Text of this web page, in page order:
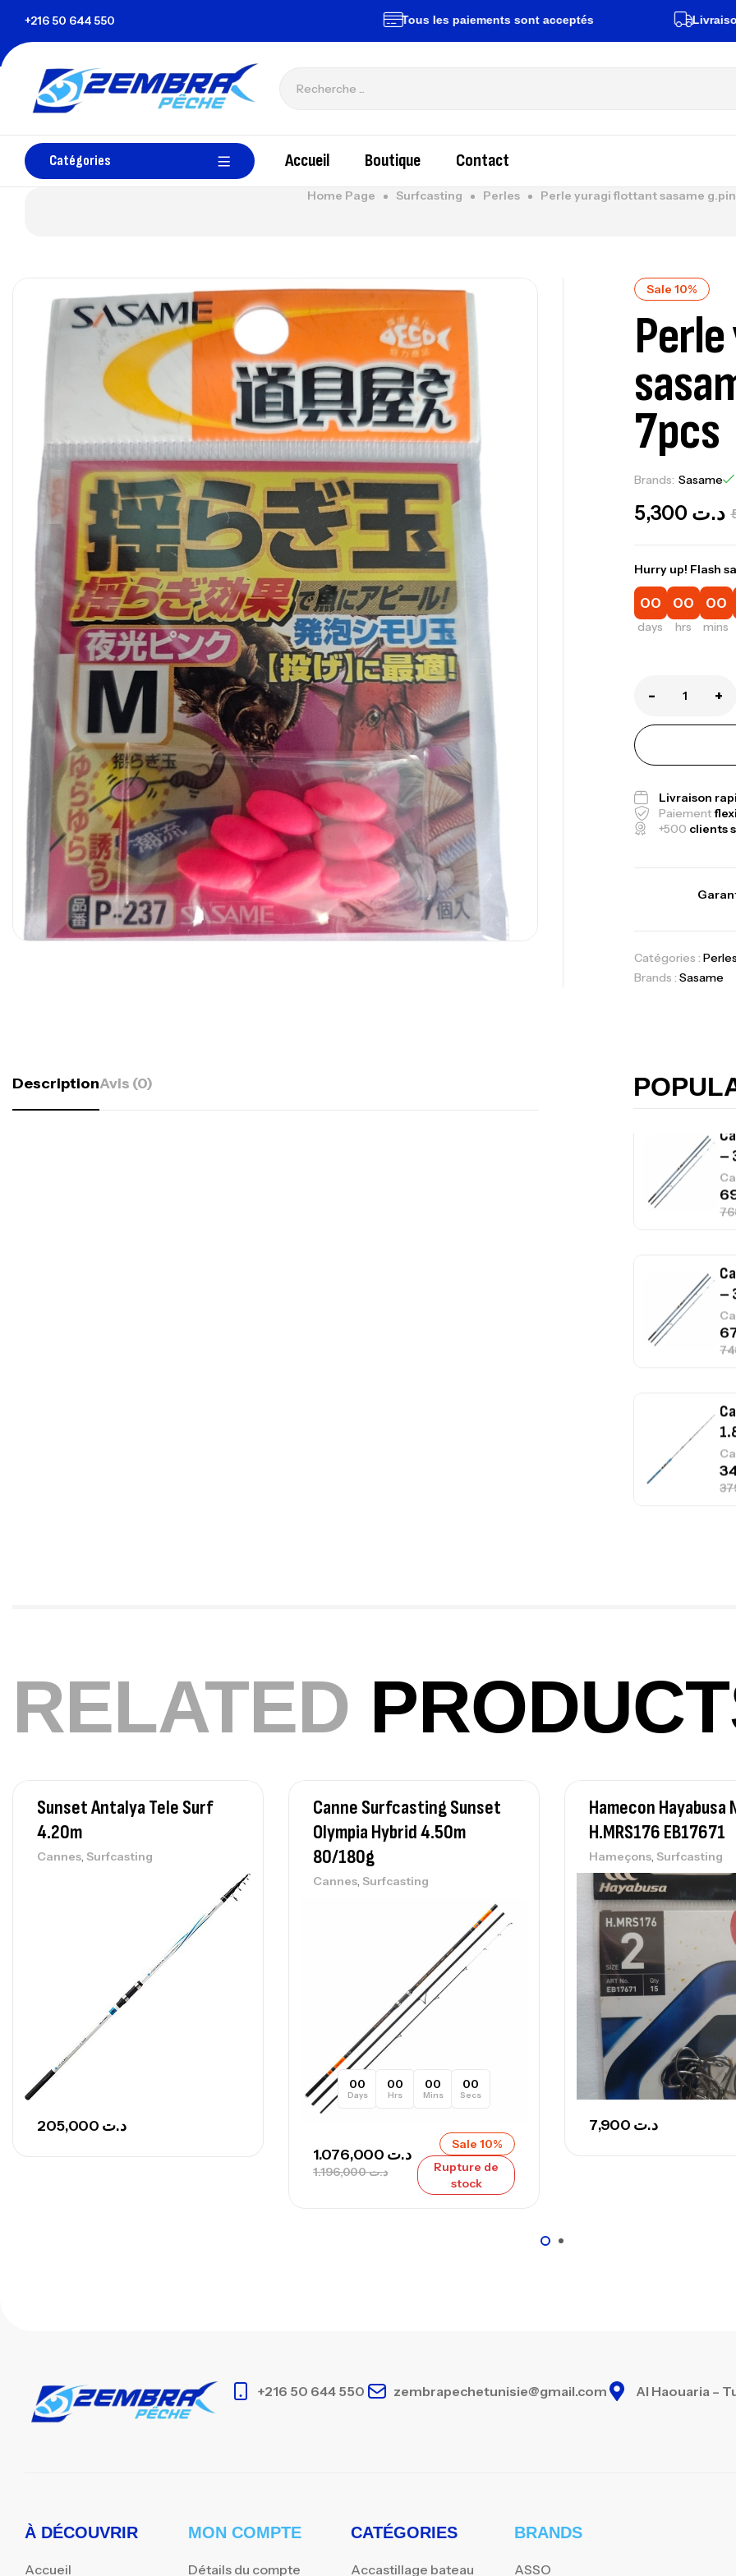
+216 50 644 550zembrapechetunisie@gmail.com Tous les paiements sont acceptés Livraison
Catégories Accueil Boutique Contact
Home Page Surfcasting Perles Perle yuragi flottant sasame
Sale 10%
7pcs
Brands: Sasame
د.ت 5,300
Hurry up! Flash
00
days
00
hrs
00
mins
- +
Livraison
Paiement
+500 clients
Catégories : Perles
Brands : Sasame
DescriptionAvis (0)
–
–
–
–
RELATED
Sunset Antalya Tele Surf
4.20m
Cannes, Surfcasting
د.ت
Canne Surfcasting Sunset
Olympia Hybrid 4.50m
80/180g
Cannes, Surfcasting
00
Days
00
Hrs
00
Mins
00
Secs
د.ت1.196,000
د.ت
Sale 10%
Rupture de
stock
Hamecon Hayabusa
H.MRS176 EB17671
Hameçons, Surfcasting
د.ت
+216 50 644 550 zembrapechetunisie@gmail.com Al Haouaria –
À DÉCOUVRIR
Accueil
MON COMPTE
Détails du compte
CATÉGORIES
Accastillage bateau
BRANDS
ASSO